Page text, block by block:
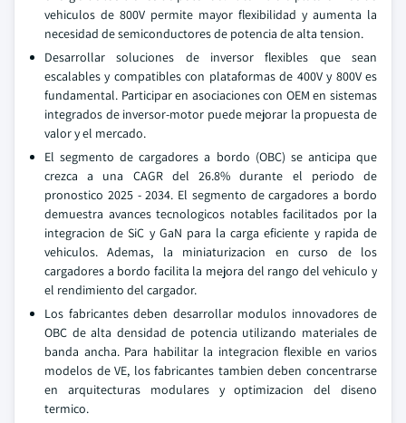
vehiculos de 800V permite mayor flexibilidad y aumenta la
necesidad de semiconductores de potencia de alta tension.
Desarrollar soluciones de inversor flexibles que sean
escalables y compatibles con plataformas de 400V y 800V es
fundamental. Participar en asociaciones con OEM en sistemas
integrados de inversor-motor puede mejorar la propuesta de
valor y el mercado.
El segmento de cargadores a bordo (OBC) se anticipa que
crezca a una CAGR del 26.8% durante el periodo de
pronostico 2025 - 2034. El segmento de cargadores a bordo
demuestra avances tecnologicos notables facilitados por la
integracion de SiC y GaN para la carga eficiente y rapida de
vehiculos. Ademas, la miniaturizacion en curso de los
cargadores a bordo facilita la mejora del rango del vehiculo y
el rendimiento del cargador.
Los fabricantes deben desarrollar modulos innovadores de
OBC de alta densidad de potencia utilizando materiales de
banda ancha. Para habilitar la integracion flexible en varios
modelos de VE, los fabricantes tambien deben concentrarse
en arquitecturas modulares y optimizacion del diseno
termico.